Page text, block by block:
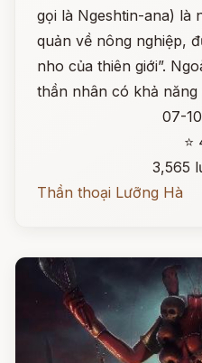
gọi là Ngeshtin-ana) là
quản về nông nghiệp,
nho của thiên giới”.
thần nhân có khả năng
07-
⭐
3,565
Thần thoại Lưỡng Hà